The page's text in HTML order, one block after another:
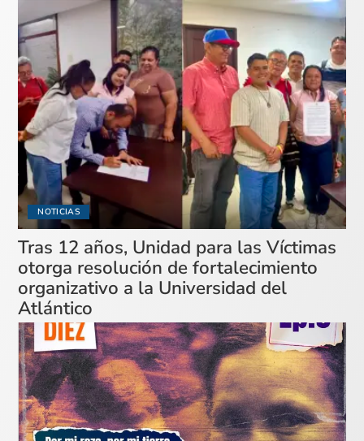
NOTICIAS
Tras 12 años, Unidad para las Víctimas
otorga resolución de fortalecimiento
organizativo a la Universidad del
Atlántico